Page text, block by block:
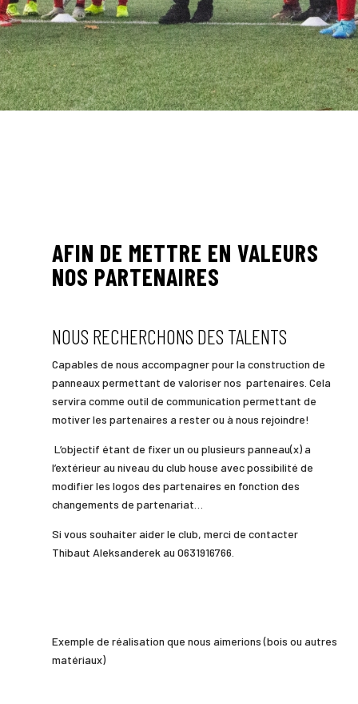
AFIN DE METTRE EN VALEURS
NOS PARTENAIRES
NOUS RECHERCHONS DES TALENTS
Capables de nous accompagner pour la construction de
panneaux permettant de valoriser nos partenaires. Cela
servira comme outil de communication permettant de
motiver les partenaires a rester ou à nous rejoindre!
L’objectif étant de fixer un ou plusieurs panneau(x) a
l’extérieur au niveau du club house avec possibilité de
modifier les logos des partenaires en fonction des
changements de partenariat…
Si vous souhaiter aider le club, merci de contacter
Thibaut Aleksanderek au 0631916766.
Exemple de réalisation que nous aimerions (bois ou autres
matériaux)